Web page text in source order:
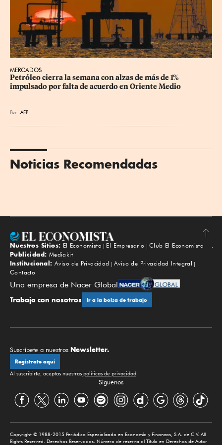
MERCADOS
Petróleo cierra la semana con alzas de más de 1%
impulsado por falta de acuerdo en Oriente Medio
Por AFP
Noticias Recomendadas
Subir
Nuestros Sitios: El Economista El Empresario
Club El Economista
Publicidad: Mediakit
Institucional: Aviso de Privacidad
Aviso de Privacidad Integral
Contacto
Una empresa de Nacer Global
Trabaja con nosotros Ir a la bolsa de trabajo
Suscríbete a nuestros Newsletter.
Regístrate aquí
Al suscribirte, aceptas nuestras políticas de privacidad.
Síguenos
Copyright © 1988-2015 Periódico Especializado en Economía y Finanzas, S.A. de C.V. All
Rights Reserved. Derechos Reservados. Número de reserva al Título en Derechos de Autor